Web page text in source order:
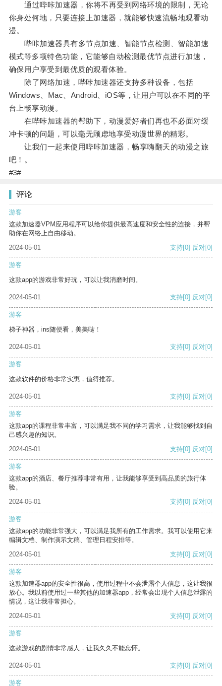
通过哔咔加速器，你将不再受到网络环境的限制，无论
你身处何地，只要连接上加速器，就能够快速流畅地观看动
漫。
哔咔加速器具有多节点加速、智能节点检测、智能加速
模式等多项特色功能，它能够自动检测最优节点进行加速，
确保用户享受到最优质的观看体验。
除了网络加速，哔咔加速器还支持多种设备，包括
Windows、Mac、Android、iOS等，让用户可以在不同的平
台上畅享动漫。
在哔咔加速器的帮助下，动漫爱好者们再也不必面对缓
冲卡顿的问题，可以毫无顾虑地享受动漫世界的精彩。
让我们一起来使用哔咔加速器，畅享嗨翻天的动漫之旅
吧！。
#3#
评论
游客
这款加速器VPM应用程序可以给你提供最高速度和安全性的连接，并帮
助你在网络上自由移动。
2024-05-01
支持[0] 反对[0]
游客
这款app的游戏非常好玩，可以让我消磨时间。
2024-05-01 支持[0] 反对[0]
游客
梯子神器，ins随便看，美美哒！
2024-05-01 支持[0] 反对[0]
游客
这款软件的价格非常实惠，值得推荐。
2024-05-01 支持[0] 反对[0]
游客
这款app的课程非常丰富，可以满足我不同的学习需求，让我能够找到自
己感兴趣的知识。
2024-05-01
支持[0] 反对[0]
游客
这款app的酒店、餐厅推荐非常有用，让我能够享受到高品质的旅行体
验。
2024-05-01
支持[0] 反对[0]
游客
这款app的功能非常强大，可以满足我所有的工作需求。我可以使用它来
编辑文档、制作演示文稿、管理日程安排等。
2024-05-01
支持[0] 反对[0]
游客
这款加速器app的安全性很高，使用过程中不会泄露个人信息，这让我很
放心。我以前使用过一些其他的加速器app，经常会出现个人信息泄露的
情况，这让我非常担心。
2024-05-01
支持[0] 反对[0]
游客
这款游戏的剧情非常感人，让我久久不能忘怀。
2024-05-01 支持[0] 反对[0]
游客